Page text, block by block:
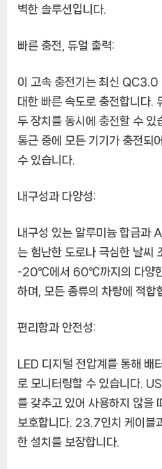
벽한 솔루션입니다.
빠른 충전, 듀얼 출력:
이 고속 충전기는 최신 QC3.0
대한 빠른 속도로 충전합니다.
두 장치를 동시에 충전할 수 있
통근 중에 모든 기기가 충전되
수 있습니다.
내구성과 다양성:
내구성 있는 알루미늄 합금과
는 험난한 도로나 극심한 날씨
-20℃에서 60℃까지의 다양한
하며, 모든 종류의 차량에 적합
편리함과 안전성:
LED 디지털 전압계를 통해 배
로 모니터링할 수 있습니다.
를 갖추고 있어 사용하지 않을
보호합니다. 23.7인치 케이블
한 설치를 보장합니다.